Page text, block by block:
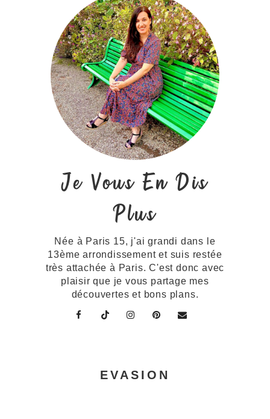
Je Vous En Dis
Plus
Née à Paris 15, j'ai grandi dans le
13ème arrondissement et suis restée
très attachée à Paris. C'est donc avec
plaisir que je vous partage mes
découvertes et bons plans.
EVASION